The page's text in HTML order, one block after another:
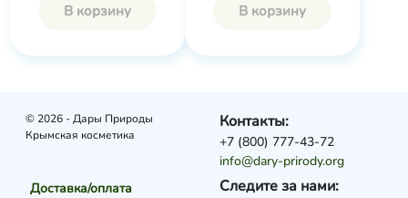
В корзину В корзину
© 2026 - Дары Природы
Крымская косметика
Доставка/оплата
Следите за нами:
Контакты:
+7 (800) 777-43-72
info@dary-prirody.org